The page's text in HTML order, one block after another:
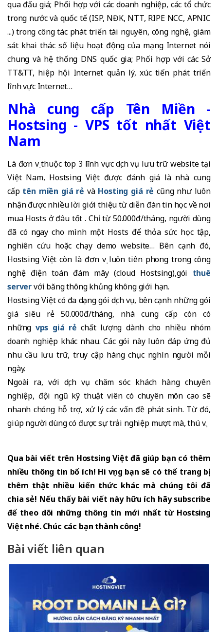
qua đấu giá; Phối hợp với các doanh nghiệp, các tổ chức
trong nước và quốc tế (ISP, NĐK, NTT, RIPE NCC, APNIC
...) trong công tác phát triển tài nguyên, công nghệ, giám
sát khai thác số liệu hoạt động của mạng Internet nói
chung và hệ thống DNS quốc gia; Phối hợp với các Sở
TT&TT, hiệp hội Internet quản lý, xúc tiến phát triển
lĩnh vực Internet…
Nhà cung cấp Tên Miền -
Hostsing - VPS tốt nhất Việt
Nam
Là đơn vị thuộc top 3 lĩnh vực dịch vụ lưu trữ website tại
Việt Nam, Hostsing Việt được đánh giá là nhà cung
cấp tên miền giá rẻ và Hosting giá rẻ cũng như luôn
nhận được nhiều lời giới thiệu từ diễn đàn tin học về nơi
mua Hosts ở đâu tốt . Chỉ từ 50.000đ/tháng, người dùng
đã có ngay cho mình một Hosts để thỏa sức học tập,
nghiên cứu hoặc chạy demo website… Bên cạnh đó,
Hostsing Việt còn là đơn vị luôn tiên phong trong công
nghệ điện toán đám mây (cloud Hostsing),gói thuê
servervới băng thông khủng không giới hạn.
Hostsing Việt có đa dạng gói dịch vụ, bên cạnh những gói
giá siêu rẻ 50.000đ/tháng, nhà cung cấp còn có
những vps giá rẻ chất lượng dành cho nhiều nhóm
doanh nghiệp khác nhau. Các gói này luôn đáp ứng đủ
nhu cầu lưu trữ, truy cập hàng chục nghìn người mỗi
ngày.
Ngoài ra, với dịch vụ chăm sóc khách hàng chuyên
nghiệp, đội ngũ kỹ thuật viên có chuyên môn cao sẽ
nhanh chóng hỗ trợ, xử lý các vấn đề phát sinh. Từ đó,
giúp người dùng có được sự trải nghiệp mượt mà, thú vị.
Qua bài viết trên Hostsing Việt đã giúp bạn có thêm
nhiều thông tin bổ ích! Hi vọng bạn sẽ có thể trang bị
thêm thật nhiều kiến thức khác mà chúng tôi đã
chia sẻ! Nếu thấy bài viết này hữu ích hãy subscribe
để theo dõi những thông tin mới nhất từ Hostsing
Việt nhé. Chúc các bạn thành công!
Bài viết liên quan